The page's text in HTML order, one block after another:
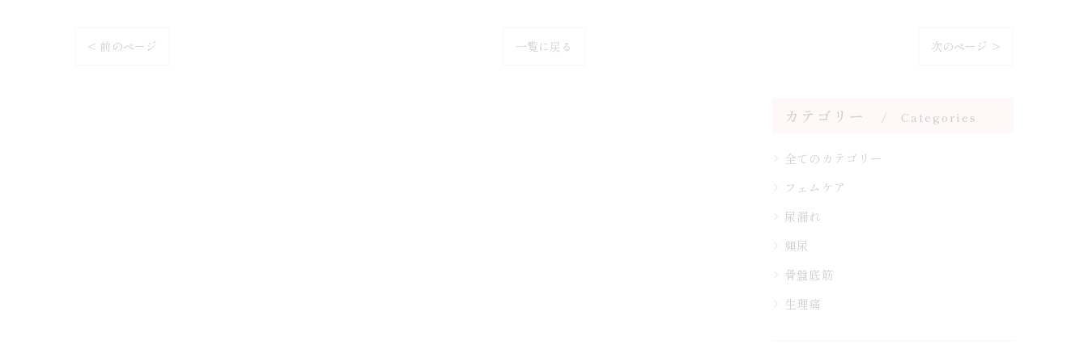
< 前のページ 一覧に戻る 次のページ >
カテゴリー Categories
全てのカテゴリー
フェムケア
尿漏れ
頻尿
骨盤底筋
生理痛